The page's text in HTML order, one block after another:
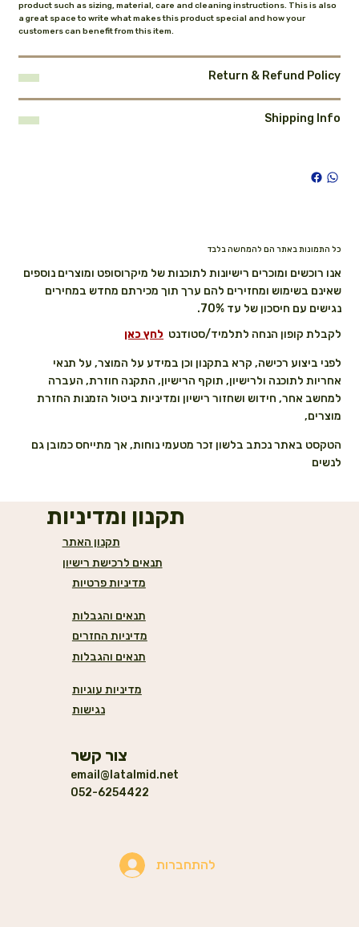
product such as sizing, material, care and cleaning instructions. This is also
a great space to write what makes this product special and how your
customers can benefit from this item.
Return & Refund Policy
Shipping Info
כל התמונות באתר הם להמחשה בלבד
אנו רוכשים ומוכרים רישיונות לתוכנות של מיקרוסופט ומוצרים נוספים
שאינם בשימוש ומחזירים להם ערך תוך מכירתם מחדש במחירים
נגישים עם חיסכון של עד 70%.
לקבלת קופון הנחה לתלמיד/סטודנט לחץ כאן
לפני ביצוע רכישה, קרא בתקנון וכן במידע על המוצר, על תנאי
אחריות לתוכנה ולרישיון, תוקף הרישיון, התקנה חוזרת, העברה
למחשב אחר, חידוש ושחזור רישיון ומדיניות ביטול הזמנות החזרת
מוצרים,
הטקסט באתר נכתב בלשון זכר מטעמי נוחות, אך מתייחס כמובן גם
לנשים
תקנון ומדיניות
תקנון האתר
תנאים לרכישת רישיון
מדיניות פרטיות
תנאים והגבלות
מדיניות החזרים
מדיניות עוגיות
נגישות
תנאים והגבלות
צור קשר
email@latalmid.net
052-6254422
להתחברות